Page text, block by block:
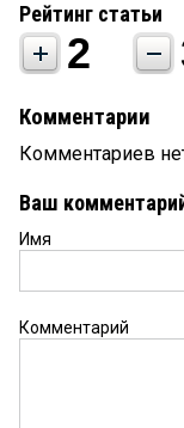
Рейтинг статьи
2
Комментарии
Комментариев
Ваш
Имя
Комментарий